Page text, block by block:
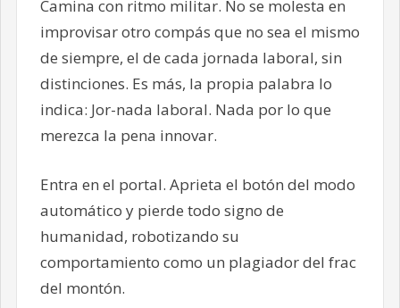
Camina con ritmo militar. No se molesta en
improvisar otro compás que no sea el mismo
de siempre, el de cada jornada laboral, sin
distinciones. Es más, la propia palabra lo
indica: Jor-nada laboral. Nada por lo que
merezca la pena innovar.
Entra en el portal. Aprieta el botón del modo
automático y pierde todo signo de
humanidad, robotizando su
comportamiento como un plagiador del frac
del montón.